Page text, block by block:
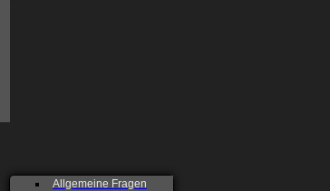
Allgemeine Fragen